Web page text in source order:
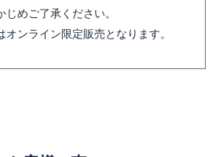
じめご了承ください。
オンライン限定販売となります。